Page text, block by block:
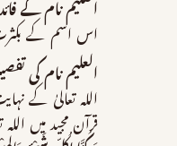
العلیم نام کے
اس اسم کے بکثرت
العلیم نام کی
اللہ تعالیٰ کے
قرآن مجید میں